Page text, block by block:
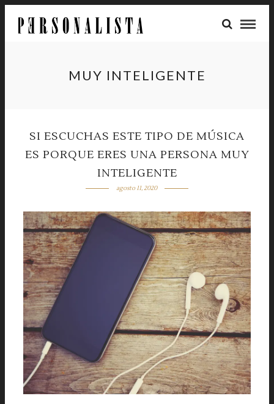
MUY INTELIGENTE
SI ESCUCHAS ESTE TIPO DE MÚSICA
ES PORQUE ERES UNA PERSONA MUY
INTELIGENTE
agosto 11, 2020